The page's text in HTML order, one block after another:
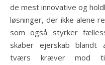
de mest innovative og
løsninger, der ikke alene
som også styrker
skaber ejerskab blandt
tværs kræver mod til